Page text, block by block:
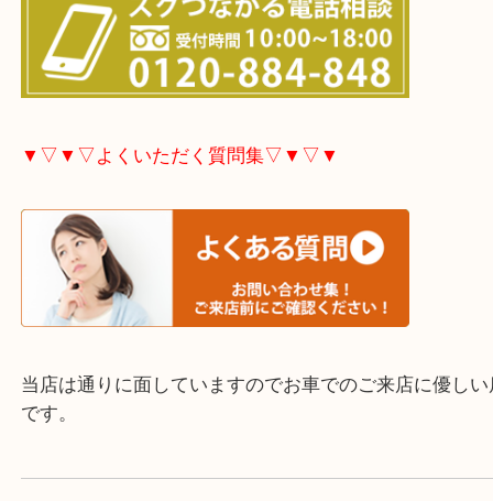
市・津久見市・佐伯市・竹田市・宇佐市・日田市・
す！
▼▽▼▽お電話で相談したい方▽▼▽▼